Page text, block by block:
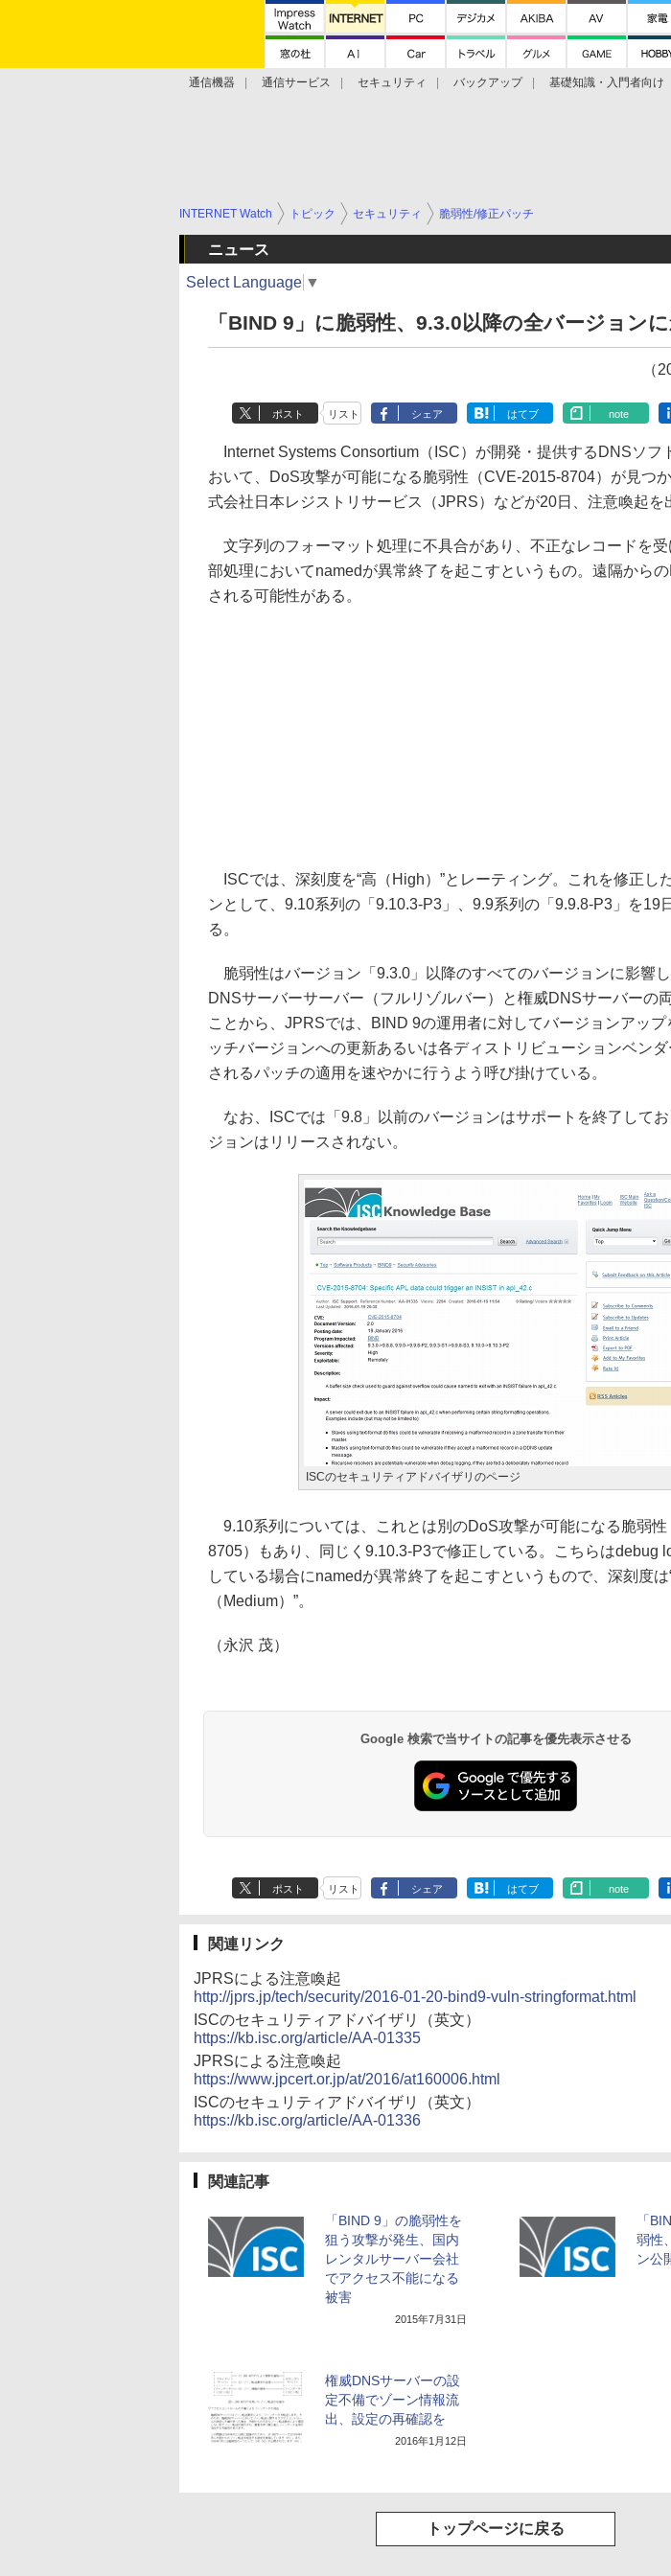
通信機器 通信サービス セキュリティ バックアップ 基礎知識・入門者向け
INTERNET Watch トピック セキュリティ 脆弱性/修正パッチ
ニュース
Select Language ▼
「BIND 9」に脆弱性、9.3.0以降の全バージョン
（
ポスト リスト シェア はてブ note
Internet Systems Consortium（ISC）が開発・提供するDNSソフ
おいて、DoS攻撃が可能になる脆弱性（CVE-2015-8704）が見つ
式会社日本レジストリサービス（JPRS）などが20日、注意喚起を
文字列のフォーマット処理に不具合があり、不正なレコードを受
部処理においてnamedが異常終了を起こすというもの。遠隔から
される可能性がある。
ISCでは、深刻度を“高（High）”とレーティング。これを修正し
ンとして、9.10系列の「9.10.3-P3」、9.9系列の「9.9.8-P3」を19
る。
脆弱性はバージョン「9.3.0」以降のすべてのバージョンに影響し
DNSサーバーサーバー（フルリゾルバー）と権威DNSサーバーの
ことから、JPRSでは、BIND 9の運用者に対してバージョンアッ
ッチバージョンへの更新あるいは各ディストリビューションベン
されるパッチの適用を速やかに行うよう呼び掛けている。
なお、ISCでは「9.8」以前のバージョンはサポートを終了して
ジョンはリリースされない。
ISCのセキュリティアドバイザリのページ
9.10系列については、これとは別のDoS攻撃が可能になる脆弱
8705）もあり、同じく9.10.3-P3で修正している。こちらはdebug
している場合にnamedが異常終了を起こすというもので、深刻度は
（Medium）”。
（永沢 茂）
Google 検索で当サイトの記事を優先表示させる
ポスト リスト シェア はてブ note
関連リンク
JPRSによる注意喚起
http://jprs.jp/tech/security/2016-01-20-bind9-vuln-stringformat.html
ISCのセキュリティアドバイザリ（英文）
https://kb.isc.org/article/AA-01335
JPRSによる注意喚起
https://www.jpcert.or.jp/at/2016/at160006.html
ISCのセキュリティアドバイザリ（英文）
https://kb.isc.org/article/AA-01336
関連記事
「BIND 9」の脆弱性を
狙う攻撃が発生、国内
レンタルサーバー会社
でアクセス不能になる
被害
2015年7月31日
「
弱性
ン公
権威DNSサーバーの設
定不備でゾーン情報流
出、設定の再確認を
2016年1月12日
トップページに戻る